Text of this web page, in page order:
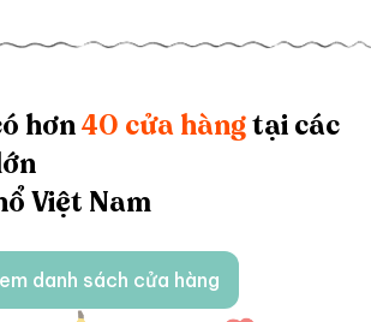
hơn 40 cửa hàng tại các
Việt Nam
danh sách cửa hàng